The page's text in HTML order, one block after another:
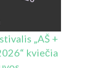
„AŠ +
kviečia